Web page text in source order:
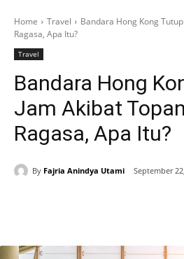
Home Travel
Bandara Hong Kong
Ragasa, Apa Itu?
Travel
Bandara Hong
Jam Akibat
Ragasa, Apa Itu?
By Fajria Anindya Utami September